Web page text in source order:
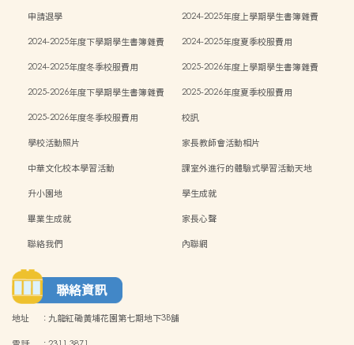
申請退學
2024-2025年度上學期學生書簿雜費
2024-2025年度下學期學生書簿雜費
2024-2025年度夏季校服費用
2024-2025年度冬季校服費用
2025-2026年度上學期學生書簿雜費
2025-2026年度下學期學生書簿雜費
2025-2026年度夏季校服費用
2025-2026年度冬季校服費用
校訊
學校活動照片
家長教師會活動相片
中華文化校本學習活動
課室外進行的體驗式學習活動天地
升小園地
學生成就
畢業生成就
家長心聲
聯絡我們
內聯網
聯絡資訊
地址 : 九龍紅磡黃埔花園第七期地下3B舖